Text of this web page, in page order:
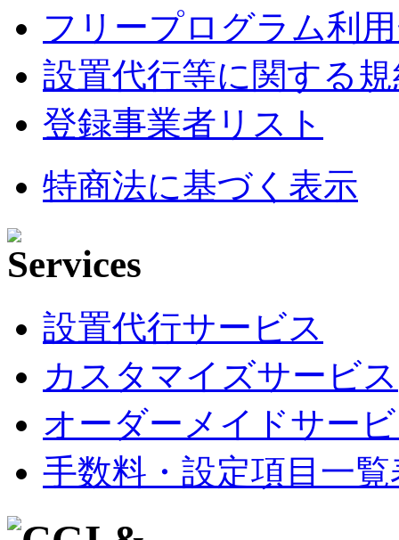
フリープログラム利
設置代行等に関する
登録事業者リスト
特商法に基づく表示
設置代行サービス
カスタマイズサービス
オーダーメイドサー
手数料・設定項目一覧